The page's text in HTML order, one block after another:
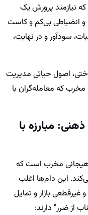
نیازمند پرورش یک
و انضباطی بی‌کم و کاست
سودآور و در نهایت،
اصول حیاتی مدیریت
که معامله‌گران با
مبارزه با
مخرب است که
این دام‌ها اغلب
بازار و تمایل
از ضرر" دارند: